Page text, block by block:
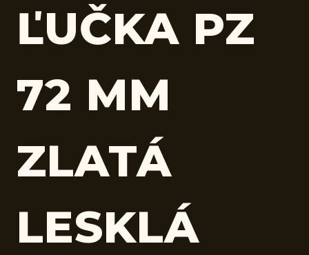
ĽUČKA PZ
72 MM
ZLATÁ
LESKLÁ